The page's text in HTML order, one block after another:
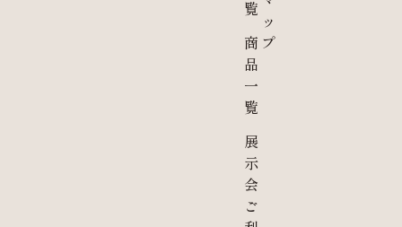
覧
商
品
一
覧
展
示
会
ご
ッ
プ